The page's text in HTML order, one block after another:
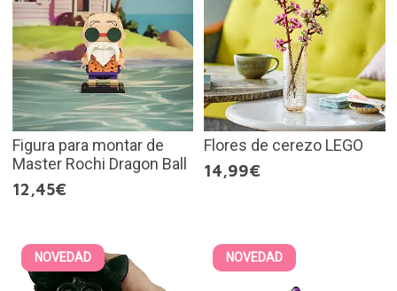
Figura para montar de
Master Rochi Dragon Ball
12,45€
Flores de cerezo LEGO
14,99€
NOVEDAD NOVEDAD